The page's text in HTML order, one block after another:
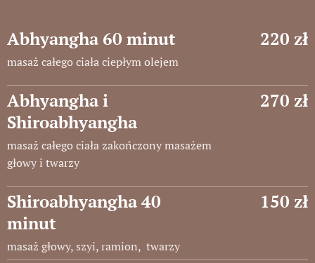
Abhyangha 60 minut
masaż całego ciała ciepłym olejem
220 zł
Abhyangha i
Shiroabhyangha
masaż całego ciała zakończony masażem
głowy i twarzy
270 zł
Shiroabhyangha 40
minut
masaż głowy, szyi, ramion, twarzy
150 zł